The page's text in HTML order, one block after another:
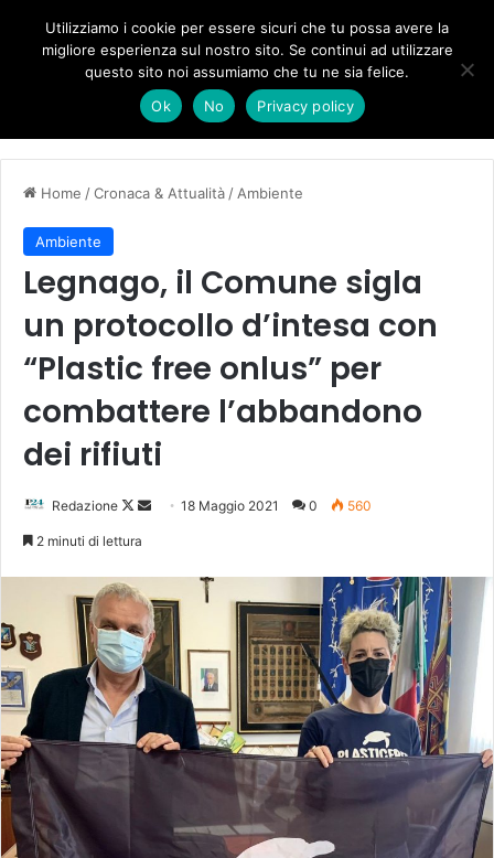
Forza Italia, il legnaghese Donà nella segreteria regionale
Home /Cronaca & Attualità / Ambiente
Ambiente
Legnago, il Comune sigla
un protocollo d’intesa con
“Plastic free onlus” per
combattere l’abbandono
dei rifiuti
Redazione
Follow
Invia 18 Maggio 2021 0 560
2 minuti di lettura
Utilizziamo i cookie per essere sicuri che tu possa avere la
migliore esperienza sul nostro sito. Se continui ad utilizzare
questo sito noi assumiamo che tu ne sia felice.
Ok
No Privacy policy